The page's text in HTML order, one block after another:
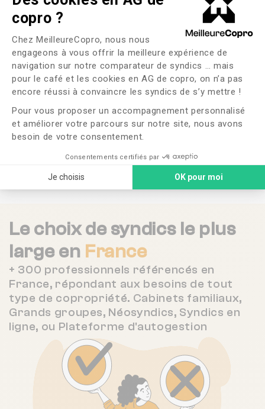
copro ?
Plateforme de Gestion du
Chez MeilleureCopro, nous nous
engageons à vous offrir la meilleure expérience de
navigation sur notre comparateur de syndics … mais
pour le café et les cookies en AG de copro, on n’a pas
encore réussi à convaincre les syndics de s’y mettre !
Pour vous proposer un accompagnement personnalisé
et améliorer votre parcours sur notre site, nous avons
besoin de votre consentement.
Consentements certifiés par
Je choisis OK pour moi
Axeptio consent
Aix-En-Provence
Amiens
Angers
Bordeaux
Le choix de syndics le plus
large en France
+ 300 professionnels référencés en
France, répondant aux besoins de tout
type de copropriété. Cabinets familiaux,
Grands groupes, Néosyndics, Syndics en
ligne, ou Plateforme d'autogestion